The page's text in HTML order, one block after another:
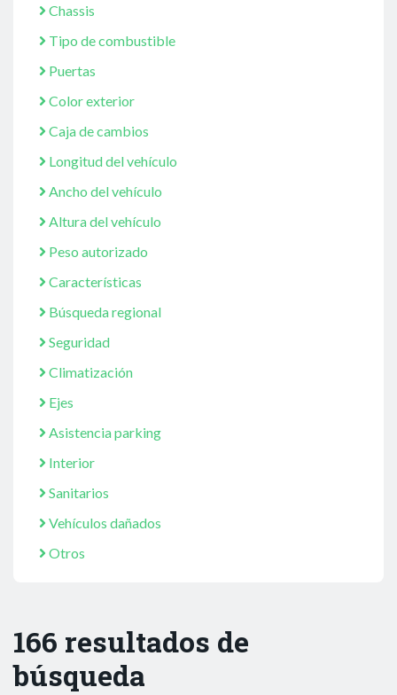
Chassis
Tipo de combustible
Puertas
Color exterior
Caja de cambios
Longitud del vehículo
Ancho del vehículo
Altura del vehículo
Peso autorizado
Características
Búsqueda regional
Seguridad
Climatización
Ejes
Asistencia parking
Interior
Sanitarios
Vehículos dañados
Otros
166 resultados de
búsqueda